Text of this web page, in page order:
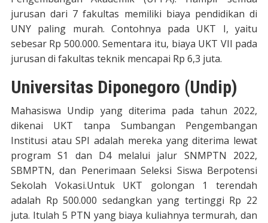
jurusan dari 7 fakultas memiliki biaya pendidikan di
UNY paling murah. Contohnya pada UKT I, yaitu
sebesar Rp 500.000. Sementara itu, biaya UKT VII pada
jurusan di fakultas teknik mencapai Rp 6,3 juta.
Universitas Diponegoro (Undip)
Mahasiswa Undip yang diterima pada tahun 2022,
dikenai UKT tanpa Sumbangan Pengembangan
Institusi atau SPI adalah mereka yang diterima lewat
program S1 dan D4 melalui jalur SNMPTN 2022,
SBMPTN, dan Penerimaan Seleksi Siswa Berpotensi
Sekolah Vokasi.Untuk UKT golongan 1 terendah
adalah Rp 500.000 sedangkan yang tertinggi Rp 22
juta. Itulah 5 PTN yang biaya kuliahnya termurah, dan